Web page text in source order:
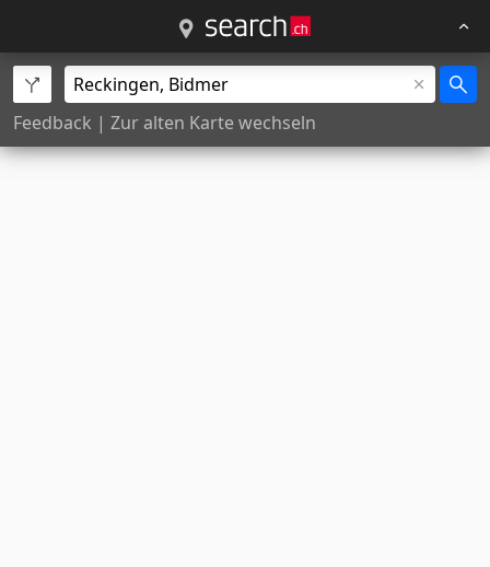
Feedback | Zur alten Karte wechseln